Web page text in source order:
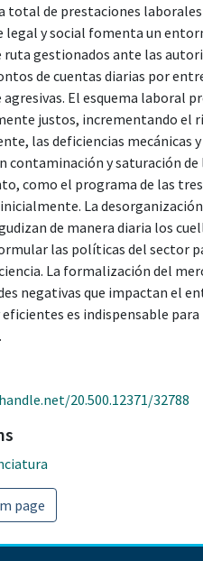
total de prestaciones
legal y social fomenta un
ruta gestionados ante las
de cuentas diarias por
El esquema laboral
justos, incrementando el
las deficiencias mecánicas
contaminación y saturación
como el programa de las
La
de manera diaria los
las políticas del sector
La formalización del
negativas que impactan el
es indispensable
20.500.12371/32788
page